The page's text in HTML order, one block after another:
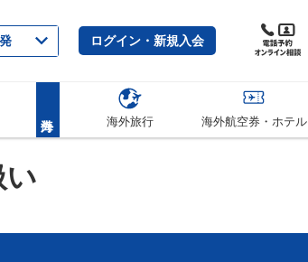
ログイン・新規入会
海外旅行 海外航空券・ホテル